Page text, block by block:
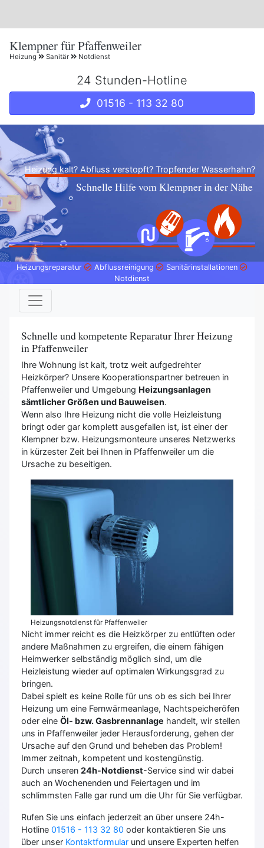
Klempner für Pfaffenweiler
Heizung Sanitär Notdienst
24 Stunden-Hotline
01516 - 113 32 80
Heizung kalt? Abfluss verstopft? Tropfender Wasserhahn?
Schnelle Hilfe vom Klempner in der Nähe
Heizungsreparatur Abflussreinigung
Sanitärinstallationen
Notdienst
Schnelle und kompetente Reparatur Ihrer Heizung
in Pfaffenweiler
Ihre Wohnung ist kalt, trotz weit aufgedrehter
Heizkörper? Unsere Kooperationspartner betreuen in
Pfaffenweiler und Umgebung Heizungsanlagen
sämtlicher Größen und Bauweisen.
Wenn also Ihre Heizung nicht die volle Heizleistung
bringt oder gar komplett ausgefallen ist, ist einer der
Klempner bzw. Heizungsmonteure unseres Netzwerks
in kürzester Zeit bei Ihnen in Pfaffenweiler um die
Ursache zu beseitigen.
Heizungsnotdienst für Pfaffenweiler
Nicht immer reicht es die Heizkörper zu entlüften oder
andere Maßnahmen zu ergreifen, die einem fähigen
Heimwerker selbständig möglich sind, um die
Heizleistung wieder auf optimalen Wirkungsgrad zu
bringen.
Dabei spielt es keine Rolle für uns ob es sich bei Ihrer
Heizung um eine Fernwärmeanlage, Nachtspeicheröfen
oder eine Öl- bzw. Gasbrennanlage handelt, wir stellen
uns in Pfaffenweiler jeder Herausforderung, gehen der
Ursache auf den Grund und beheben das Problem!
Immer zeitnah, kompetent und kostengünstig.
Durch unseren 24h-Notdienst-Service sind wir dabei
auch an Wochenenden und Feiertagen und im
schlimmsten Falle gar rund um die Uhr für Sie verfügbar.
Rufen Sie uns einfach jederzeit an über unsere 24h-
Hotline 01516 - 113 32 80 oder kontaktieren Sie uns
über unser Kontaktformular und unsere Experten helfen